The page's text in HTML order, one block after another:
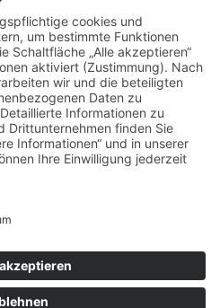
All rights reserved.
KB WebStudio
widerrufen